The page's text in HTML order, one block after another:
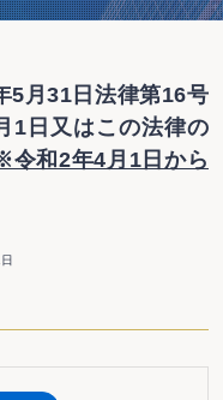
5月31日法律第16号
1日又はこの法律の
令和2年4月1日から